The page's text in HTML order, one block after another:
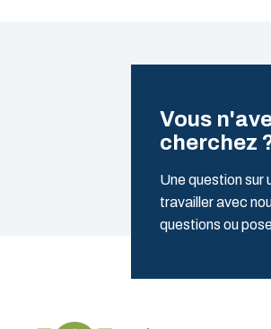
Vous
cherchez
Une question sur
travailler avec
questions ou